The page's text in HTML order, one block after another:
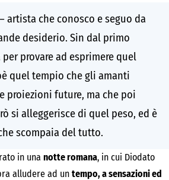
artista che conosco e seguo da
desiderio. Sin dal primo
provare ad esprimere quel
quel tempio che gli amanti
proiezioni future, ma che poi
si alleggerisce di quel peso, ed è
scompaia del tutto.
in una notte romana, in cui Diodato
alludere ad un tempo, a sensazioni ed